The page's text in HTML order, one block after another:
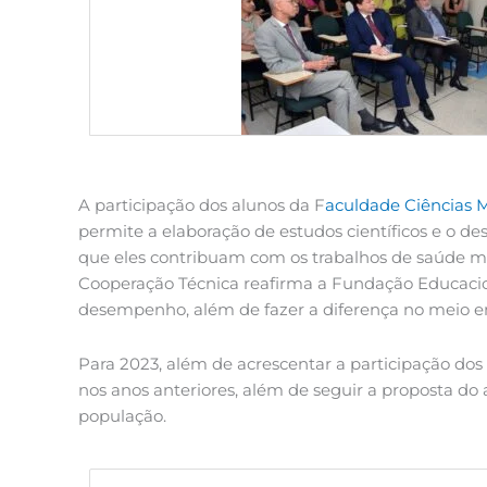
A participação dos alunos da Faculdade Ciências
permite a elaboração de estudos científicos e o
que eles contribuam com os trabalhos de saúde
Cooperação Técnica reafirma a Fundação
desempenho, além de fazer a diferença no meio
Para 2023, além de acrescentar a participação
nos anos anteriores, além de seguir a proposta
população.